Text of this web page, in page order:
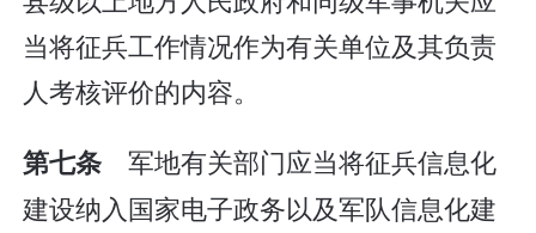
当将征兵工作情况作为有关单位及其负责
人考核评价的内容。
第七条 军地有关部门应当将征兵信息化
建设纳入国家电子政务以及军队信息化建